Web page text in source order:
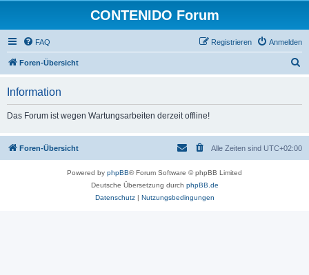
CONTENIDO Forum
FAQ Anmelden
Registrieren
Foren-Übersicht
Information
Das Forum ist wegen Wartungsarbeiten derzeit offline!
Foren-Übersicht Alle Zeiten sind UTC+02:00
Powered by phpBB® Forum Software © phpBB Limited
Deutsche Übersetzung durch phpBB.de
Datenschutz| Nutzungsbedingungen